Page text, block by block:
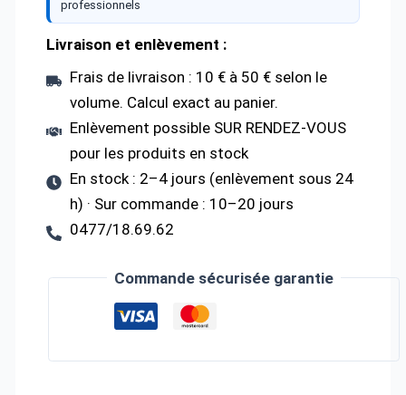
professionnels
Livraison et enlèvement :
Frais de livraison : 10 € à 50 € selon le
volume. Calcul exact au panier.
Enlèvement possible SUR RENDEZ-VOUS
pour les produits en stock
En stock : 2–4 jours (enlèvement sous 24
h) · Sur commande : 10–20 jours
0477/18.69.62
Commande sécurisée garantie